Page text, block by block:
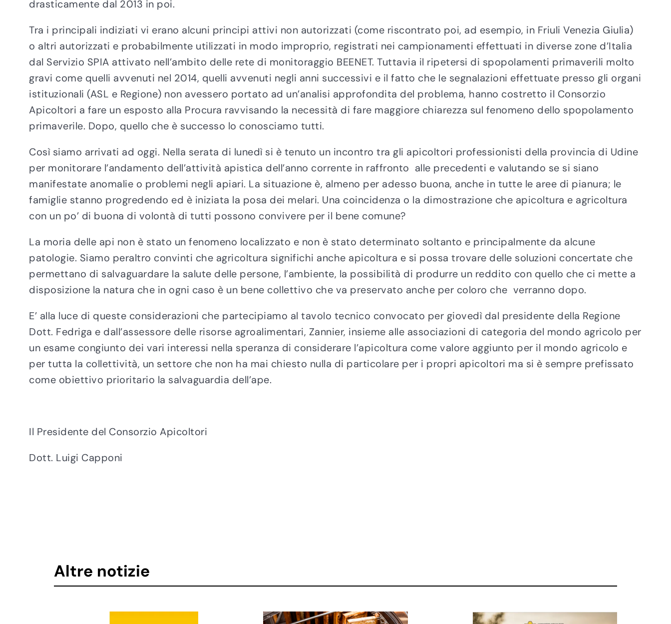
drasticamente dal 2013 in poi.
Tra i principali indiziati vi erano alcuni principi attivi non autorizzati (come riscontrato poi, ad esempio, in Friuli Venezia Giulia)
o altri autorizzati e probabilmente utilizzati in modo improprio, registrati nei campionamenti effettuati in diverse zone d’Italia
dal Servizio SPIA attivato nell’ambito delle rete di monitoraggio BEENET. Tuttavia il ripetersi di spopolamenti primaverili molto
gravi come quelli avvenuti nel 2014, quelli avvenuti negli anni successivi e il fatto che le segnalazioni effettuate presso gli organi
istituzionali (ASL e Regione) non avessero portato ad un’analisi approfondita del problema, hanno costretto il Consorzio
Apicoltori a fare un esposto alla Procura ravvisando la necessità di fare maggiore chiarezza sul fenomeno dello spopolamento
primaverile. Dopo, quello che è successo lo conosciamo tutti.
Così siamo arrivati ad oggi. Nella serata di lunedì si è tenuto un incontro tra gli apicoltori professionisti della provincia di Udine
per monitorare l’andamento dell’attività apistica dell’anno corrente in raffronto alle precedenti e valutando se si siano
manifestate anomalie o problemi negli apiari. La situazione è, almeno per adesso buona, anche in tutte le aree di pianura; le
famiglie stanno progredendo ed è iniziata la posa dei melari. Una coincidenza o la dimostrazione che apicoltura e agricoltura
con un po’ di buona di volontà di tutti possono convivere per il bene comune?
La moria delle api non è stato un fenomeno localizzato e non è stato determinato soltanto e principalmente da alcune
patologie. Siamo peraltro convinti che agricoltura significhi anche apicoltura e si possa trovare delle soluzioni concertate che
permettano di salvaguardare la salute delle persone, l’ambiente, la possibilità di produrre un reddito con quello che ci mette a
disposizione la natura che in ogni caso è un bene collettivo che va preservato anche per coloro che verranno dopo.
E’ alla luce di queste considerazioni che partecipiamo al tavolo tecnico convocato per giovedì dal presidente della Regione
Dott. Fedriga e dall’assessore delle risorse agroalimentari, Zannier, insieme alle associazioni di categoria del mondo agricolo per
un esame congiunto dei vari interessi nella speranza di considerare l’apicoltura come valore aggiunto per il mondo agricolo e
per tutta la collettività, un settore che non ha mai chiesto nulla di particolare per i propri apicoltori ma si è sempre prefissato
come obiettivo prioritario la salvaguardia dell’ape.
Il Presidente del Consorzio Apicoltori
Dott. Luigi Capponi
Altre notizie